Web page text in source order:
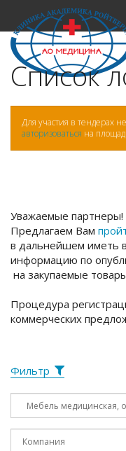
Список
Для участия в тендерах
авторизоваться на
Уважаемые партнеры!
Предлагаем Вам
в дальнейшем иметь
информацию по
на закупаемые
Процедура
коммерческих
Фильтр